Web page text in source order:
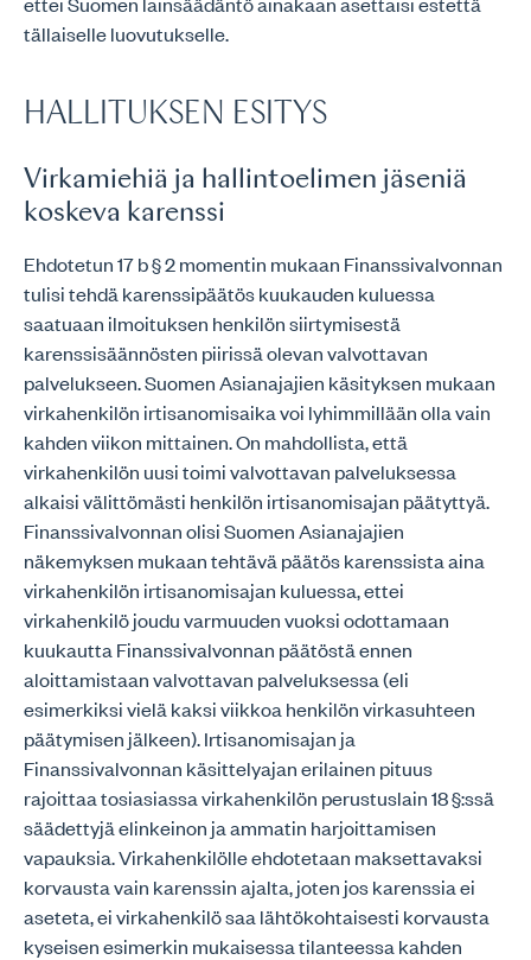
tällaiselle luovutukselle.
HALLITUKSEN ESITYS
Virkamiehiä ja hallintoelimen jäseniä
koskeva karenssi
Ehdotetun 17 b § 2 momentin mukaan Finanssivalvonnan
tulisi tehdä karenssipäätös kuukauden kuluessa
saatuaan ilmoituksen henkilön siirtymisestä
karenssisäännösten piirissä olevan valvottavan
palvelukseen. Suomen Asianajajien käsityksen mukaan
virkahenkilön irtisanomisaika voi lyhimmillään olla vain
kahden viikon mittainen. On mahdollista, että
virkahenkilön uusi toimi valvottavan palveluksessa
alkaisi välittömästi henkilön irtisanomisajan päätyttyä.
Finanssivalvonnan olisi Suomen Asianajajien
näkemyksen mukaan tehtävä päätös karenssista aina
virkahenkilön irtisanomisajan kuluessa, ettei
virkahenkilö joudu varmuuden vuoksi odottamaan
kuukautta Finanssivalvonnan päätöstä ennen
aloittamistaan valvottavan palveluksessa (eli
esimerkiksi vielä kaksi viikkoa henkilön virkasuhteen
päätymisen jälkeen). Irtisanomisajan ja
Finanssivalvonnan käsittelyajan erilainen pituus
rajoittaa tosiasiassa virkahenkilön perustuslain 18 §:ssä
säädettyjä elinkeinon ja ammatin harjoittamisen
vapauksia. Virkahenkilölle ehdotetaan maksettavaksi
korvausta vain karenssin ajalta, joten jos karenssia ei
aseteta, ei virkahenkilö saa lähtökohtaisesti korvausta
kyseisen esimerkin mukaisessa tilanteessa kahden